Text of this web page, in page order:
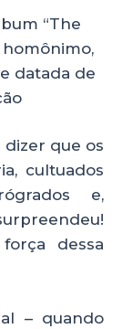
“The
homônimo,
datada de
que os
cultuados
e,
dessa
– quando